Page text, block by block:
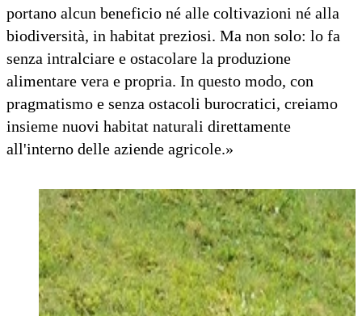
portano alcun beneficio né alle coltivazioni né alla
biodiversità, in habitat preziosi. Ma non solo: lo fa
senza intralciare e ostacolare la produzione
alimentare vera e propria. In questo modo, con
pragmatismo e senza ostacoli burocratici, creiamo
insieme nuovi habitat naturali direttamente
all'interno delle aziende agricole.»